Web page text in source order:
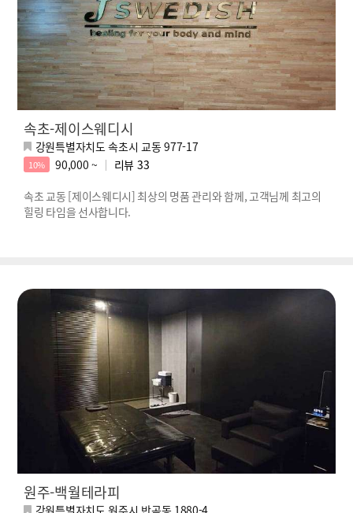
속초-제이스웨디시
강원특별자치도 속초시 교동 977-17
10% 90,000 ~ 리뷰 33
속초 교동 [제이스웨디시] 최상의 명품 관리와 함께, 고객님께 최고의
힐링 타임을 선사합니다.
원주-백월테라피
강원특별자치도 원주시 반곡동 1880-4